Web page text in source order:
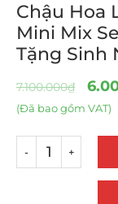
Chậu Hoa
Mini Mix
Tặng Sinh
7.100.000₫
(Đã bao gồm VAT)